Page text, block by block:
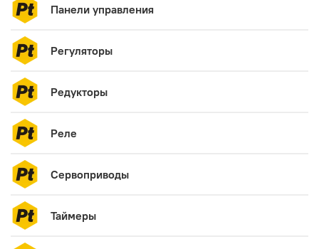
Панели управления
Регуляторы
Редукторы
Реле
Сервоприводы
Таймеры